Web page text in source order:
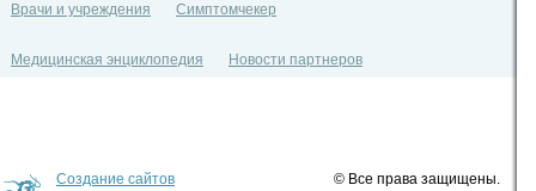
Врачи и учреждения
Симптомчекер
Медицинская энциклопедия
Новости партнеров
Создание сайтов © Все права защищены.